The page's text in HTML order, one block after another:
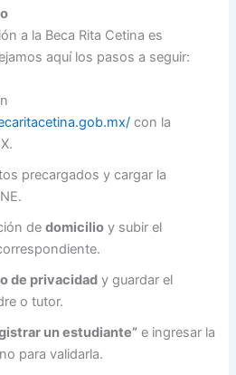
a la Beca Rita Cetina es
aquí los pasos a seguir:
con la
precargados y cargar la
dedomicilio y subir el
de privacidad y guardar el
o tutor.
un estudiante” e ingresar la
para validarla.